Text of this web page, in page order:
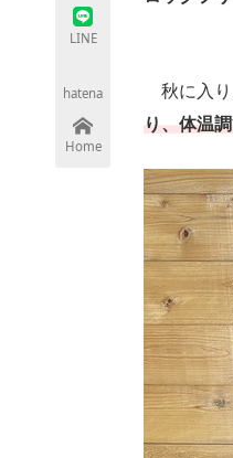
ちょっ
LINE
hatena
Home
秋に入り
り、体温